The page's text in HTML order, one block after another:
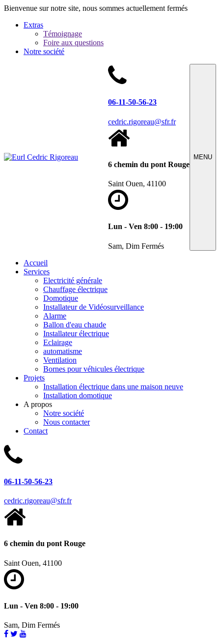
Bienvenue sur notre site, nous sommes actuellement fermés
Extras
Témoignage
Foire aux questions
Notre société
06-11-50-56-23
cedric.rigoreau@sfr.fr
6 chemin du pont Rouge
Saint Ouen, 41100
Lun - Ven 8:00 - 19:00
Sam, Dim Fermés
MENU
Accueil
Services
Electricité générale
Chauffage électrique
Domotique
Installateur de Vidéosurveillance
Alarme
Ballon d'eau chaude
Installateur électrique
Eclairage
automatisme
Ventilation
Bornes pour véhicules électrique
Projets
Installation électrique dans une maison neuve
Installation domotique
A propos
Notre société
Nous contacter
Contact
06-11-50-56-23
cedric.rigoreau@sfr.fr
6 chemin du pont Rouge
Saint Ouen, 41100
Lun - Ven 8:00 - 19:00
Sam, Dim Fermés